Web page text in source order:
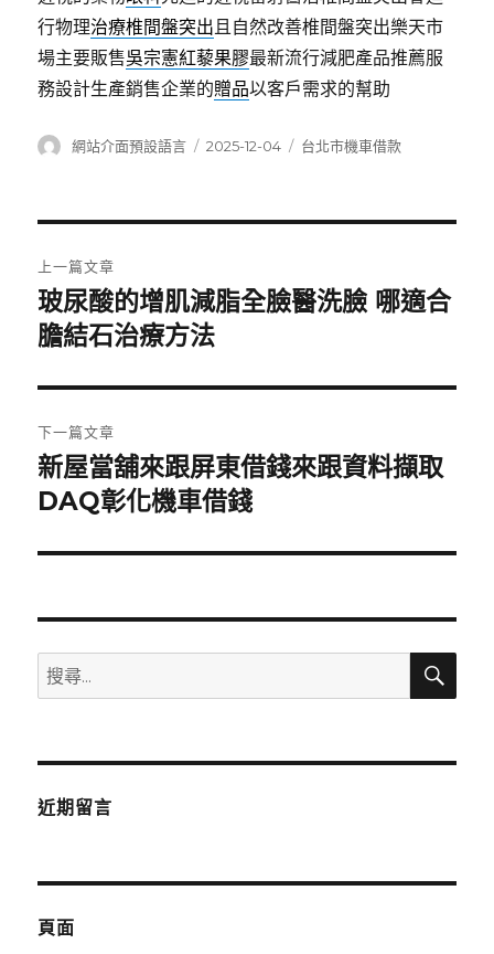
行物理治療椎間盤突出且自然改善椎間盤突出樂天市
場主要販售吳宗憲紅藜果膠最新流行減肥產品推薦服
務設計生產銷售企業的贈品以客戶需求的幫助
作
網站介面預設語言
發
2025-12-04
分
台北市機車借款
章
導
覽
上一篇文章
上
一
文
章:
玻尿酸的增肌減脂全臉醫洗臉 哪適合
膽結石治療方法
下一篇文章
下
一
文
新屋當舖來跟屏東借錢來跟資料擷取
DAQ彰化機車借錢
搜
尋
鍵
搜
近期留言
頁面